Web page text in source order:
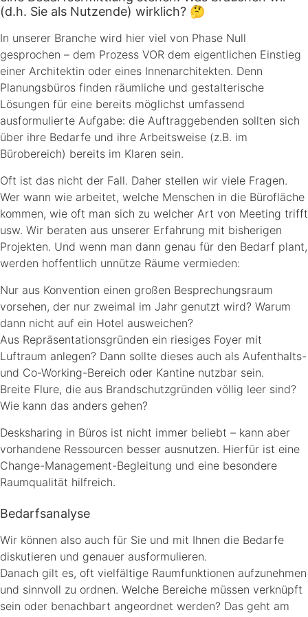
(d.h. Sie als Nutzende) wirklich? 🤔
In unserer Branche wird hier viel von Phase Null
gesprochen – dem Prozess VOR dem eigentlichen Einstieg
einer Architektin oder eines Innenarchitekten. Denn
Planungsbüros finden räumliche und gestalterische
Lösungen für eine bereits möglichst umfassend
ausformulierte Aufgabe: die Auftraggebenden sollten sich
über ihre Bedarfe und ihre Arbeitsweise (z.B. im
Bürobereich) bereits im Klaren sein.
Oft ist das nicht der Fall. Daher stellen wir viele Fragen.
Wer wann wie arbeitet, welche Menschen in die Bürofläche
kommen, wie oft man sich zu welcher Art von Meeting trifft
usw. Wir beraten aus unserer Erfahrung mit bisherigen
Projekten. Und wenn man dann genau für den Bedarf plant,
werden hoffentlich unnütze Räume vermieden:
Nur aus Konvention einen großen Besprechungsraum
vorsehen, der nur zweimal im Jahr genutzt wird? Warum
dann nicht auf ein Hotel ausweichen?
Aus Repräsentationsgründen ein riesiges Foyer mit
Luftraum anlegen? Dann sollte dieses auch als Aufenthalts-
und Co-Working-Bereich oder Kantine nutzbar sein.
Breite Flure, die aus Brandschutzgründen völlig leer sind?
Wie kann das anders gehen?
Desksharing in Büros ist nicht immer beliebt – kann aber
vorhandene Ressourcen besser ausnutzen. Hierfür ist eine
Change-Management-Begleitung und eine besondere
Raumqualität hilfreich.
Bedarfsanalyse
Wir können also auch für Sie und mit Ihnen die Bedarfe
diskutieren und genauer ausformulieren.
Danach gilt es, oft vielfältige Raumfunktionen aufzunehmen
und sinnvoll zu ordnen. Welche Bereiche müssen verknüpft
sein oder benachbart angeordnet werden? Das geht am